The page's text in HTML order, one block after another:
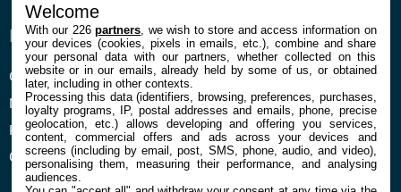
ENTREPRISE
Confidentialité et Cookies
Mentions légales et CGU
Préférences Cookies
Qui sommes nous
À PROPOS
Contact
Welcome
With our 226partners , we wish to store and access information on
your devices (cookies, pixels in emails, etc.), combine and share
your personal data with our partners, whether collected on this
website or in our emails, already held by some of us, or obtained
later, including in other contexts.
Processing this data (identifiers, browsing, preferences, purchases,
loyalty programs, IP, postal addresses and emails, phone, precise
geolocation, etc.) allows developing and offering you services,
content, commercial offers and ads across your devices and
screens (including by email, post, SMS, phone, audio, and video),
personalising them, measuring their performance, and analysing
audiences.